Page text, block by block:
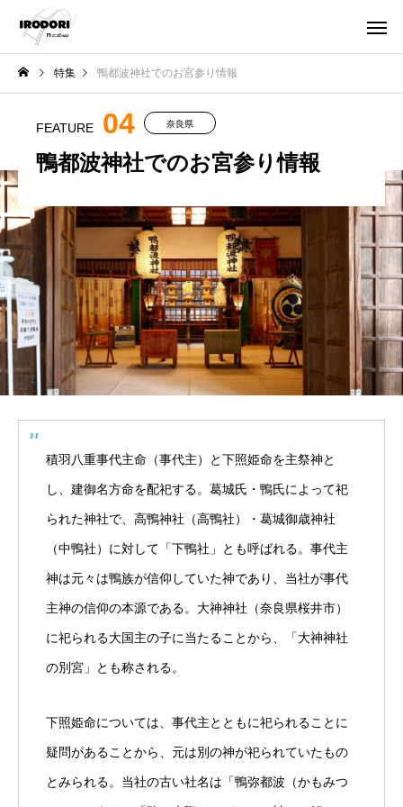
特集 鴨都波神社でのお宮参り情報
FEATURE 04 奈良県
鴨都波神社でのお宮参り情報
積羽八重事代主命（事代主）と下照姫命を主祭神と
し、建御名方命を配祀する。葛城氏・鴨氏によって祀
られた神社で、高鴨神社（高鴨社）・葛城御歳神社
（中鴨社）に対して「下鴨社」とも呼ばれる。事代主
神は元々は鴨族が信仰していた神であり、当社が事代
主神の信仰の本源である。大神神社（奈良県桜井市）
に祀られる大国主の子に当たることから、「大神神社
の別宮」とも称される。
下照姫命については、事代主とともに祀られることに
疑問があることから、元は別の神が祀られていたもの
とみられる。当社の古い社名は「鴨弥都波（かもみつ